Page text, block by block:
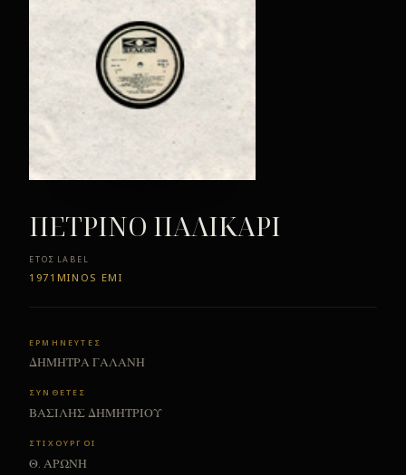
ΠEΤΡΙΝΟ ΠΑΛΙΚAΡΙ
ΈΤΟΣ
1971
LABEL
MINOS EMI
ΕΡΜΗΝΕΥΤΕΣ
ΔΗΜΗΤΡΑ ΓΑΛΑΝΗ
ΣΥΝΘΕΤΕΣ
ΒΑΣΙΛΗΣ ΔΗΜΗΤΡΙΟΥ
ΣΤΙΧΟΥΡΓΟΙ
Θ. ΑΡΩΝΗ